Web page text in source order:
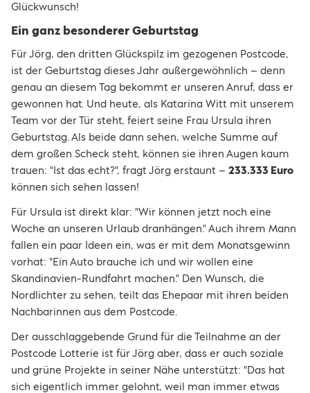
Glückwunsch!
Ein ganz besonderer Geburtstag
Für Jörg, den dritten Glückspilz im gezogenen Postcode,
ist der Geburtstag dieses Jahr außergewöhnlich – denn
genau an diesem Tag bekommt er unseren Anruf, dass er
gewonnen hat. Und heute, als Katarina Witt mit unserem
Team vor der Tür steht, feiert seine Frau Ursula ihren
Geburtstag. Als beide dann sehen, welche Summe auf
dem großen Scheck steht, können sie ihren Augen kaum
trauen: "Ist das echt?", fragt Jörg erstaunt – 233.333 Euro
können sich sehen lassen!
Für Ursula ist direkt klar: "Wir können jetzt noch eine
Woche an unseren Urlaub dranhängen." Auch ihrem Mann
fallen ein paar Ideen ein, was er mit dem Monatsgewinn
vorhat: "Ein Auto brauche ich und wir wollen eine
Skandinavien-Rundfahrt machen." Den Wunsch, die
Nordlichter zu sehen, teilt das Ehepaar mit ihren beiden
Nachbarinnen aus dem Postcode.
Der ausschlaggebende Grund für die Teilnahme an der
Postcode Lotterie ist für Jörg aber, dass er auch soziale
und grüne Projekte in seiner Nähe unterstützt: "Das hat
sich eigentlich immer gelohnt, weil man immer etwas